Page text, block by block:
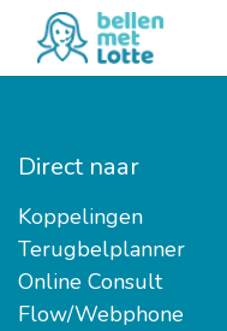
Direct naar
Koppelingen
Terugbelplanner
Online Consult
Flow/Webphone